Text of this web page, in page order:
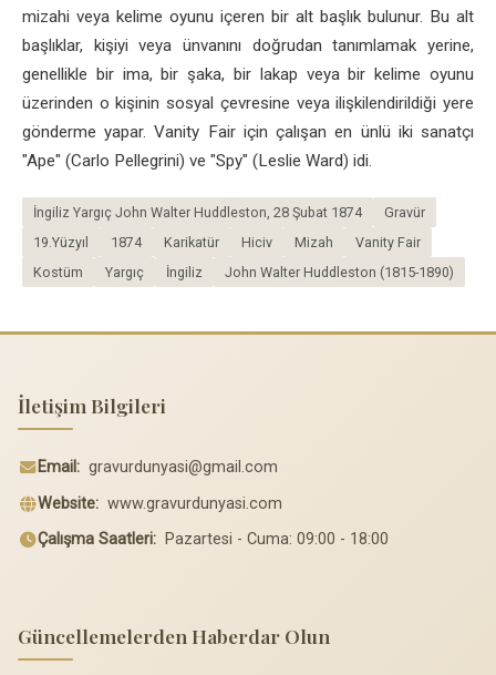
mizahi veya kelime oyunu içeren bir alt başlık bulunur. Bu alt
başlıklar, kişiyi veya ünvanını doğrudan tanımlamak yerine,
genellikle bir ima, bir şaka, bir lakap veya bir kelime oyunu
üzerinden o kişinin sosyal çevresine veya ilişkilendirildiği yere
gönderme yapar. Vanity Fair için çalışan en ünlü iki sanatçı
"Ape" (Carlo Pellegrini) ve "Spy" (Leslie Ward) idi.
İngiliz Yargıç John Walter Huddleston, 28 Şubat 1874
Gravür
19.Yüzyıl
1874 Karikatür Hiciv Mizah
Vanity Fair
Kostüm
Yargıç İngiliz John Walter Huddleston (1815-1890)
İletişim Bilgileri
Email: gravurdunyasi@gmail.com
Website: www.gravurdunyasi.com
Çalışma Saatleri: Pazartesi - Cuma: 09:00 - 18:00
Güncellemelerden Haberdar Olun